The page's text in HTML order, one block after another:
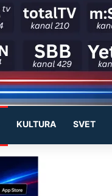
KULTURA SVET